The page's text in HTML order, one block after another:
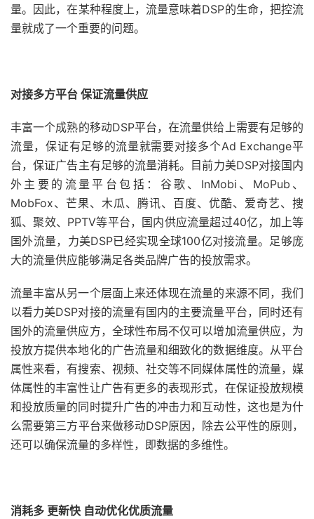
量。因此，在某种程度上，流量意味着DSP的生命，把控流
量就成了一个重要的问题。
对接多方平台 保证流量供应
丰富一个成熟的移动DSP平台，在流量供给上需要有足够的
流量，保证有足够的流量就需要对接多个Ad Exchange平
台，保证广告主有足够的流量消耗。目前力美DSP对接国内
外主要的流量平台包括：谷歌、InMobi、MoPub、
MobFox、芒果、木瓜、腾讯、百度、优酷、爱奇艺、搜
狐、聚效、PPTV等平台，国内供应流量超过40亿，加上等
国外流量，力美DSP已经实现全球100亿对接流量。足够庞
大的流量供应能够满足各类品牌广告的投放需求。
流量丰富从另一个层面上来还体现在流量的来源不同，我们
以看力美DSP对接的流量有国内的主要流量平台，同时还有
国外的流量供应方，全球性布局不仅可以增加流量供应，为
投放方提供本地化的广告流量和细致化的数据维度。从平台
属性来看，有搜索、视频、社交等不同媒体属性的流量，媒
体属性的丰富性让广告有更多的表现形式，在保证投放规模
和投放质量的同时提升广告的冲击力和互动性，这也是为什
么需要第三方平台来做移动DSP原因，除去公平性的原则，
还可以确保流量的多样性，即数据的多维性。
消耗多 更新快 自动优化优质流量